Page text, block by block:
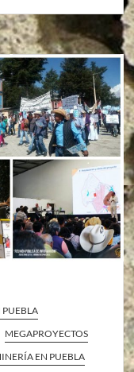
PUEBLA
MEGAPROYECTOS
EN PUEBLA